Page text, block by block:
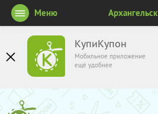
КупиКупон
Мобильное приложение
ещё удобнее
Меню Архангельск